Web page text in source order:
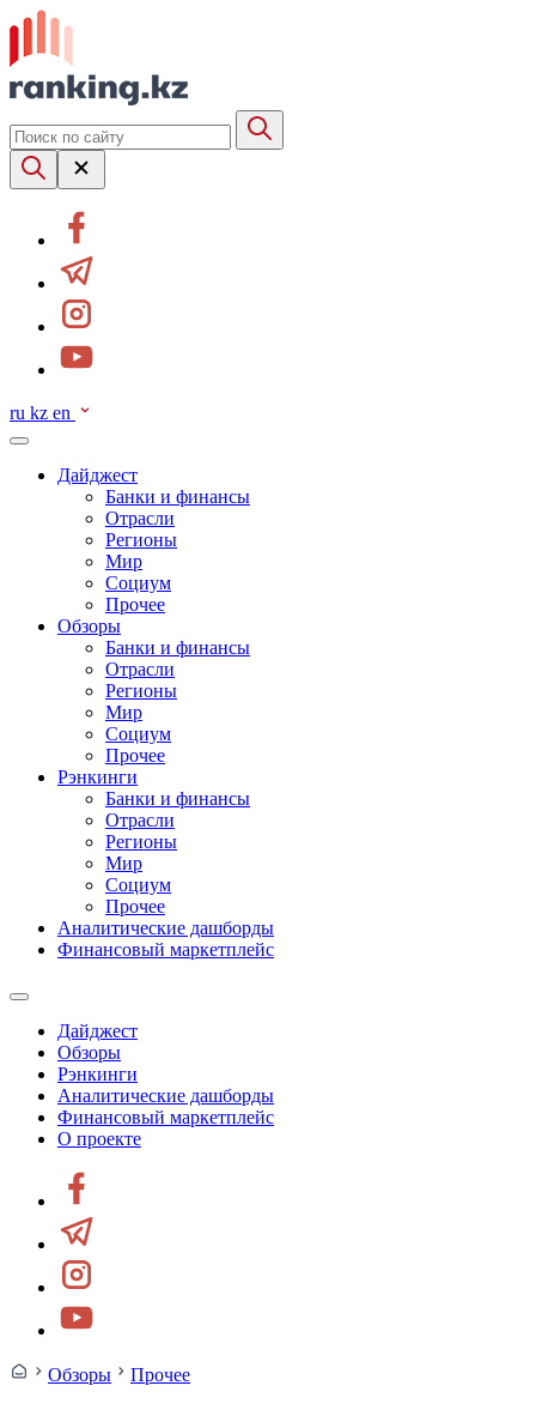
ru kz en
Дайджест
Банки и финансы
Отрасли
Регионы
Мир
Социум
Прочее
Обзоры
Банки и финансы
Отрасли
Регионы
Мир
Социум
Прочее
Рэнкинги
Банки и финансы
Отрасли
Регионы
Мир
Социум
Прочее
Аналитические дашборды
Финансовый маркетплейс
Дайджест
Обзоры
Рэнкинги
Аналитические дашборды
Финансовый маркетплейс
О проекте
Обзоры Прочее